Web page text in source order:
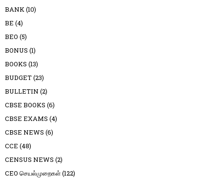
BANK(10)
BE (4)
BEO (5)
BONUS (1)
BOOKS (13)
BUDGET(23)
BULLETIN (2)
CBSE BOOKS (6)
CBSE EXAMS (4)
CBSE NEWS (6)
CCE (48)
CENSUS NEWS (2)
CEO செயல்முறைகள்(122)